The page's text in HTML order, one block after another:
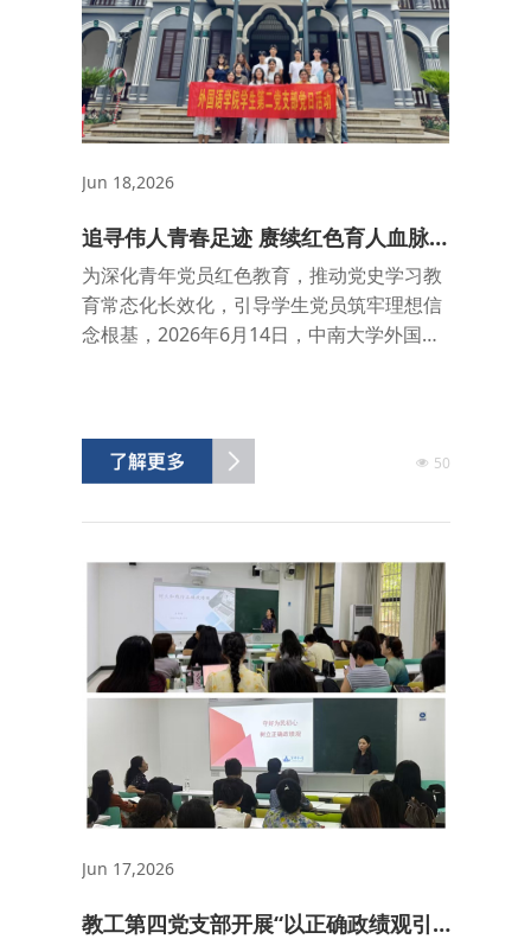
Jun 18,2026
追寻伟人青春足迹 赓续红色育人血脉
——学生第二党支部赴湖南第一师范纪
念馆开展主题党日活动
为深化青年党员红色教育，推动党史学习教
育常态化长效化，引导学生党员筑牢理想信
念根基，2026年6月14日，中南大学外国语
次学习。 活动伊始，在纪念馆专业讲解员的
引导下，支部成员有序参观馆内基础陈列展
为主脉络，通过原版...
50
Jun 17,2026
教工第四党支部开展“以正确政绩观引